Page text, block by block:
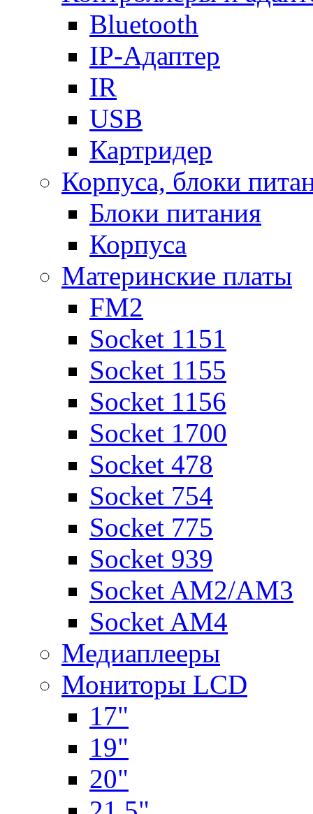
Bluetooth
IP-Адаптер
IR
USB
Картридер
Корпуса, блоки
Блоки питания
Корпуса
Материнские платы
FM2
Socket 1151
Socket 1155
Socket 1156
Socket 1700
Socket 478
Socket 754
Socket 775
Socket 939
Socket AM2/AM3
Socket AM4
Медиаплееры
Мониторы LCD
17"
19"
20"